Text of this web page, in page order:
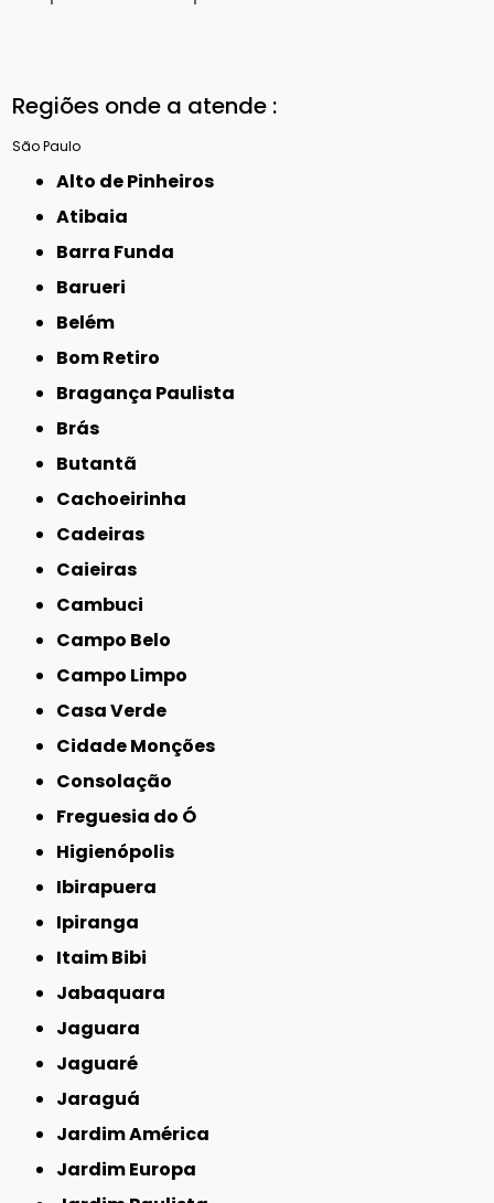
Regiões onde a atende :
São Paulo
Alto de Pinheiros
Atibaia
Barra Funda
Barueri
Belém
Bom Retiro
Bragança Paulista
Brás
Butantã
Cachoeirinha
Cadeiras
Caieiras
Cambuci
Campo Belo
Campo Limpo
Casa Verde
Cidade Monções
Consolação
Freguesia do Ó
Higienópolis
Ibirapuera
Ipiranga
Itaim Bibi
Jabaquara
Jaguara
Jaguaré
Jaraguá
Jardim América
Jardim Europa